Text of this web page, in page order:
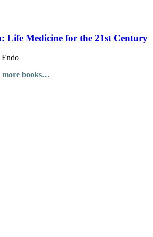
Life Medicine for the 21st Century
more books…